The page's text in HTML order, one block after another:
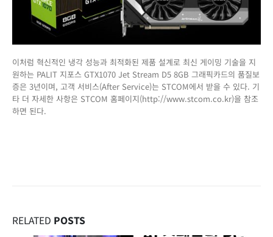
이처럼 혁신적인 냉각 성능과 최적화된 제품 설계로 최신 게이밍 기술을 지
원하는 PALIT 지포스 GTX1070 Jet Stream D5 8GB 그래픽카드의 품질보
증은 3년이며, 고객 서비스(After Service)는 STCOM에서 받을 수 있다. 기
타 더 자세한 사항은 STCOM 홈페이지(http://www.stcom.co.kr)을 참조
하면 된다.
RELATED POSTS